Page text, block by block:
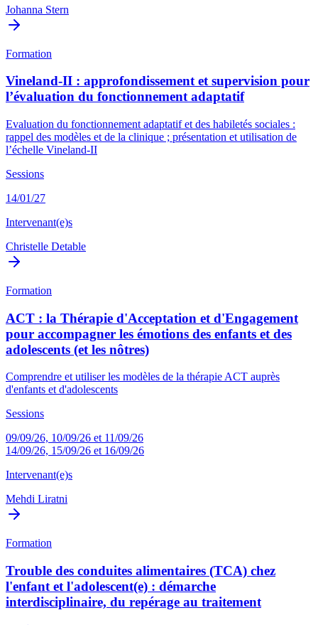
Johanna Stern
Formation
Vineland-II : approfondissement et supervision pour
l’évaluation du fonctionnement adaptatif
Evaluation du fonctionnement adaptatif et des habiletés sociales :
rappel des modèles et de la clinique ; présentation et utilisation de
l’échelle Vineland-II
Sessions
14/01/27
Intervenant(e)s
Christelle Detable
Formation
ACT : la Thérapie d'Acceptation et d'Engagement
pour accompagner les émotions des enfants et des
adolescents (et les nôtres)
Comprendre et utiliser les modèles de la thérapie ACT auprès
d'enfants et d'adolescents
Sessions
09/09/26, 10/09/26 et 11/09/26
14/09/26, 15/09/26 et 16/09/26
Intervenant(e)s
Mehdi Liratni
Formation
Trouble des conduites alimentaires (TCA) chez
l'enfant et l'adolescent(e) : démarche
interdisciplinaire, du repérage au traitement